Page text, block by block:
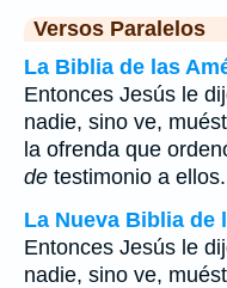
Versos Paralelos
La Biblia de las
Entonces Jesús le
nadie, sino ve,
la ofrenda que
de testimonio a ellos.
La Nueva Biblia de
Entonces Jesús le
nadie, sino ve,